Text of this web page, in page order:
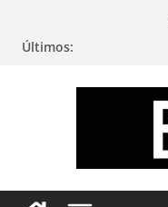
Últimos:
sua
Mente